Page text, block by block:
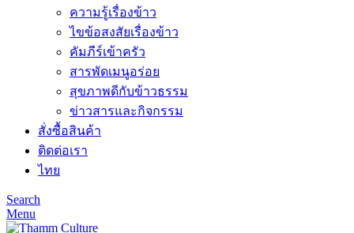
ความรู้เรื่องข้าว
ไขข้อสงสัยเรื่องข้าว
คัมภีร์เข้าครัว
สารพัดเมนูอร่อย
สุขภาพดีกับข้าวธรรม
ข่าวสารและกิจกรรม
สั่งซื้อสินค้า
ติดต่อเรา
ไทย
Search
Menu